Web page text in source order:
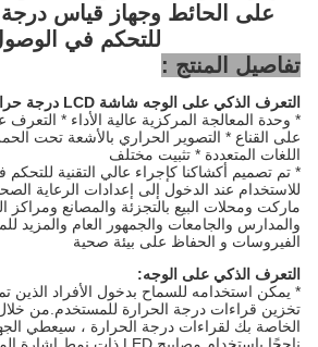
على الحائط وجهاز قياس
للتحكم في
تفاصيل المنتج :
التعرف الذكي على الوجه شاشة LCD درجة حرارة الجسم
* وحدة المعالجة المركزية عالية الأداء *
على القناع * التصوير الحراري بالأشعة تحت
اللغات المتعددة * تثبيت مختلف
* تم تصميم أكشاكنا كإجراء عالي التقنية
للاستخدام عند الدخول إلى إعدادات الرعاية
ماركت ومحلات البيع بالتجزئة والمصانع ومراكز
والمدارس والجامعات والجمهور العام والمزيد
الفيروسات و الحفاظ على بيئة صحية
التعرف الذكي على الوجه:
* يمكن استخدامه للسماح بدخول الأفراد الذين
تخزين قراءات درجة الحرارة للمستخدم.من خلال
الخاصة بك لقراءات درجة الحرارة ، سيعطي